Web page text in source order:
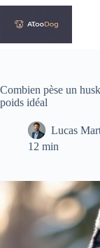
Passer
contenu
Combien pèse un
poids idéal
Lucas
12 min